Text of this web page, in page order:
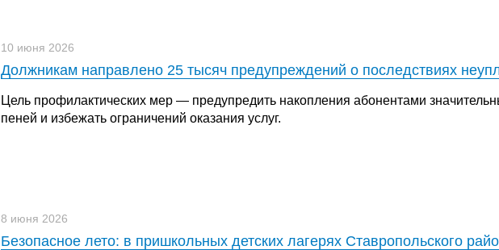
10 июня 2026
Должникам направлено 25 тысяч предупреждений о последствиях
Цель профилактических мер — предупредить накопления абонентами
пеней и избежать ограничений оказания услуг.
8 июня 2026
Безопасное лето: в пришкольных детских лагерях Ставропольского